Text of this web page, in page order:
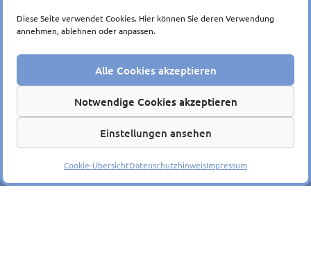
Diese Seite verwendet Cookies. Hier können Sie deren Verwendung
annehmen, ablehnen oder anpassen.
Alle Cookies akzeptieren
Notwendige Cookies akzeptieren
Einstellungen ansehen
Cookie-ÜbersichtDatenschutzhinweisImpressum
Mentions légales|Informations relatives à la
protection des donnée personnelles